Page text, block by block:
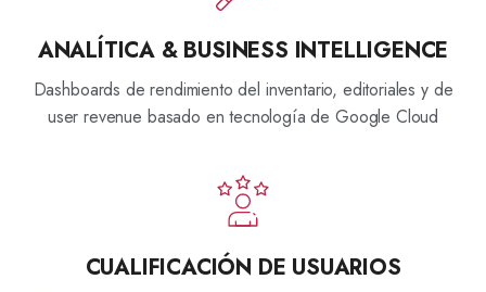
ANALÍTICA & BUSINESS INTELLIGENCE
Dashboards de rendimiento del inventario, editoriales y de
user revenue basado en tecnología de Google Cloud
CUALIFICACIÓN DE USUARIOS